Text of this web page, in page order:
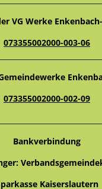
VG Werke
073355002000-003-06
073355002000-002-09
Bankverbindung
Kaiserslautern